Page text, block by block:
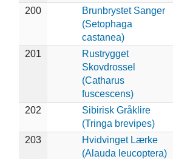
200
Brunbrystet Sanger
(Setophaga
castanea)
201
Rustrygget
Skovdrossel
(Catharus
fuscescens)
202
Sibirisk Gråklire
(Tringa brevipes)
203
Hvidvinget Lærke
(Alauda leucoptera)